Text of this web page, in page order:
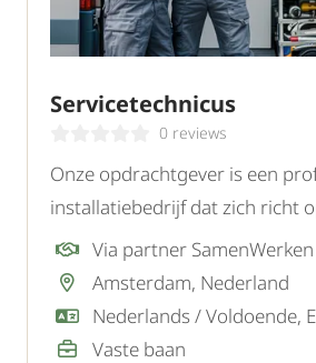
Servicetechnicus
0 reviews
Onze opdrachtgever is een
installatiebedrijf dat zich richt
en onderhouden van
installaties. Voor de regio
zij een zelfstandige en
Servicetechnicus.
Via partner
Amsterdam, Nederland
Nederlands / Voldoende,
Vaste baan